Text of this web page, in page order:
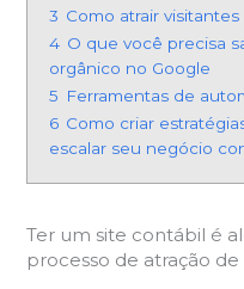
3 Como atrair
4 O que você precisa
orgânico no Google
5 Ferramentas de
6 Como criar
escalar seu negócio
Ter um site contábil é
processo de atração de